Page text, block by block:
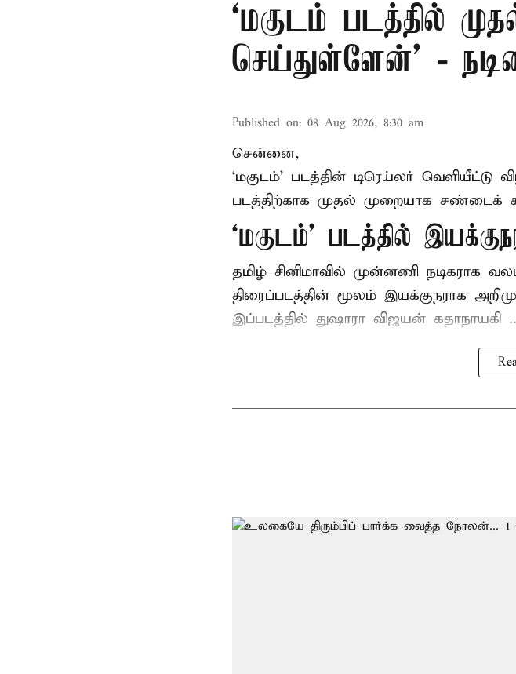
‘மகுடம் படத்தில்
செய்துள்ளேன்’ -
Published on: 08 Aug 2026, 8:30 am
சென்னை,
‘மகுடம்’ படத்தின் டிரெய்லர் வெளியீட்டு
படத்திற்காக முதல் முறையாக சண்டைக்
‘மகுடம்’ படத்தில்
தமிழ் சினிமாவில் முன்னணி நடிகராக
திரைப்படத்தின் மூலம் இயக்குநராக
இப்படத்தில் துஷாரா விஜயன் கதாநாயகி